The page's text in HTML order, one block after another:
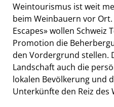
Weintourismus ist weit
beim Weinbauern vor
Escapes» wollen Schweiz
Promotion die
den Vordergrund stellen.
Landschaft auch die
lokalen Bevölkerung und
Unterkünfte den Reiz des